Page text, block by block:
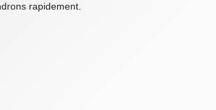
rapidement.